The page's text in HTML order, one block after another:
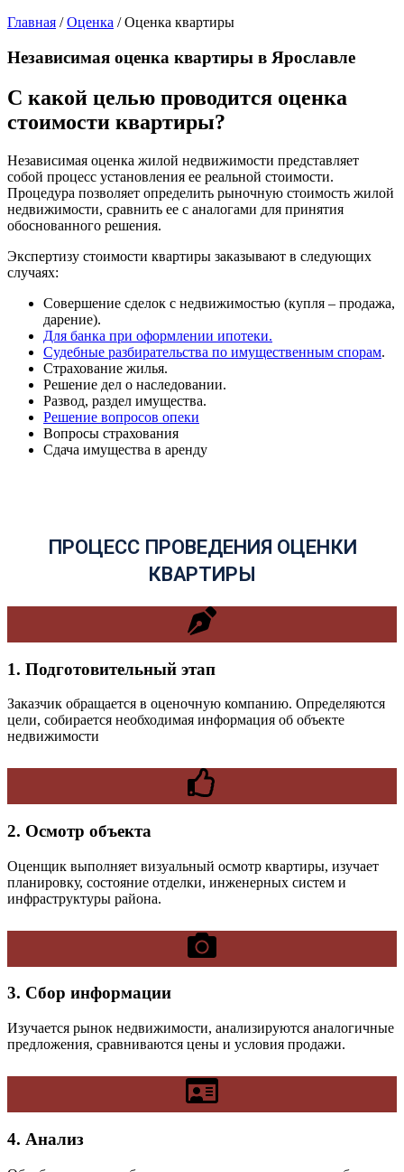
Главная /Оценка /Оценка квартиры
Независимая оценка квартиры в Ярославле
С какой целью проводится оценка
стоимости квартиры?
Независимая оценка жилой недвижимости представляет
собой процесс установления ее реальной стоимости.
Процедура позволяет определить рыночную стоимость жилой
недвижимости, сравнить ее с аналогами для принятия
обоснованного решения.
Экспертизу стоимости квартиры заказывают в следующих
случаях:
Совершение сделок с недвижимостью (купля – продажа,
дарение).
Для банка при оформлении ипотеки.
Судебные разбирательства по имущественным спорам.
Страхование жилья.
Решение дел о наследовании.
Развод, раздел имущества.
Решение вопросов опеки
Вопросы страхования
Сдача имущества в аренду
ПРОЦЕСС ПРОВЕДЕНИЯ ОЦЕНКИ
КВАРТИРЫ
1. Подготовительный этап
Заказчик обращается в оценочную компанию. Определяются
цели, собирается необходимая информация об объекте
недвижимости
2. Осмотр объекта
Оценщик выполняет визуальный осмотр квартиры, изучает
планировку, состояние отделки, инженерных систем и
инфраструктуры района.
3. Сбор информации
Изучается рынок недвижимости, анализируются аналогичные
предложения, сравниваются цены и условия продажи.
4. Анализ